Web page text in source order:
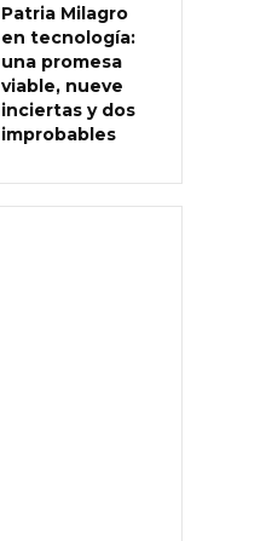
Patria Milagro
en tecnología:
una promesa
viable, nueve
inciertas y dos
improbables